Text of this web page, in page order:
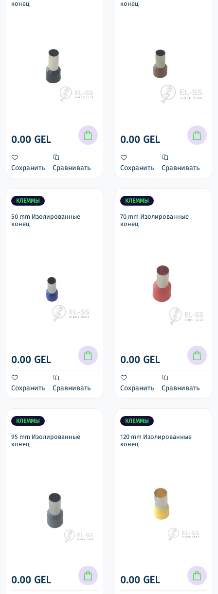
конец
0.00 GEL
Сохранить Сравнивать
конец
0.00 GEL
Сохранить Сравнивать
КЛЕММЫ
50 mm Изолированные
конец
0.00 GEL
Сохранить Сравнивать
КЛЕММЫ
70 mm Изолированные
конец
0.00 GEL
Сохранить Сравнивать
КЛЕММЫ
95 mm Изолированные
конец
0.00 GEL
КЛЕММЫ
120 mm Изолированные
конец
0.00 GEL